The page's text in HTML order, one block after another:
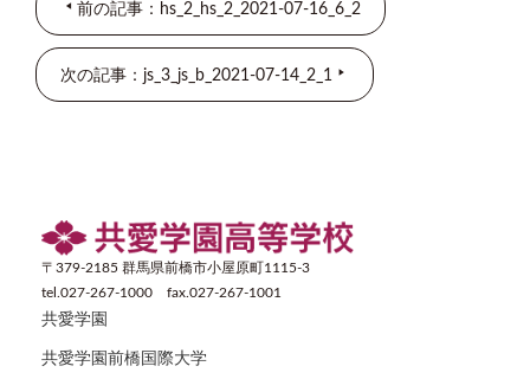
前の記事：hs_2_hs_2_2021-07-16_6_2
次の記事：js_3_js_b_2021-07-14_2_1
〒379-2185 群馬県前橋市小屋原町1115-3
tel.027-267-1000 fax.027-267-1001
共愛学園
共愛学園前橋国際大学